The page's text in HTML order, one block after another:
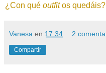
¿Con qué outfitos quedáis?
Vanesa en 17:34 2
Compartir